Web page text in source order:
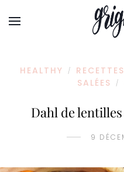
HEALTHY /
SALÉES
/
Dahl de
9